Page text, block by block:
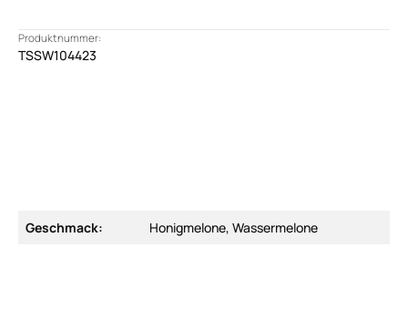
Produktnummer:
TSSW104423
Geschmack: Honigmelone, Wassermelone